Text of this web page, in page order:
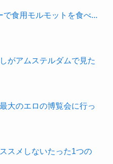
で食用モルモットを食べ...
がアムステルダムで見た
大のエロの博覧会に行っ
スメしないたった1つの